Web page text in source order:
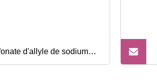
d'allyle de sodium